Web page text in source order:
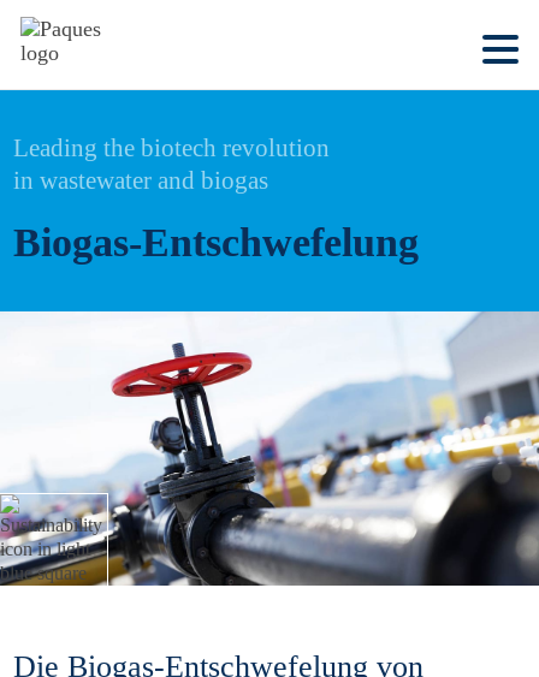
Leading the biotech revolution
in wastewater and biogas
Biogas-Entschwefelung
Die Biogas-Entschwefelung von